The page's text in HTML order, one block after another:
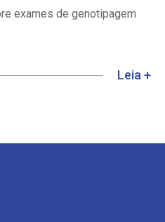
exames de genotipagem
Leia +